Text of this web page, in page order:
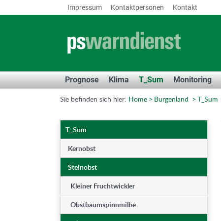
Impressum Kontaktpersonen Kontakt
Prognose Klima T_Sum Monitoring
Sie befinden sich hier: T_Sum
Burgenland
Home
T_Sum
Kernobst
Steinobst
Kleiner Fruchtwickler
Obstbaumspinnmilbe